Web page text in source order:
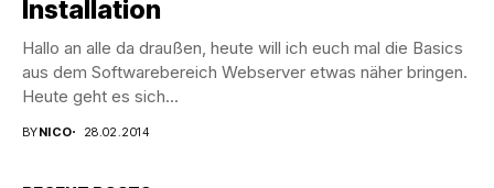
Installation
Hallo an alle da draußen, heute will ich euch mal die Basics
aus dem Softwarebereich Webserver etwas näher bringen.
Heute geht es sich...
BYNICO 28.02.2014